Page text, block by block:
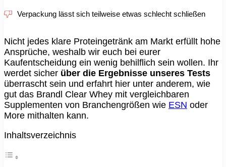
Verpackung lässt sich teilweise etwas schlecht schließen
Nicht jedes klare Proteingetränk am Markt erfüllt hohe
Ansprüche, weshalb wir euch bei eurer
Kaufentscheidung ein wenig behilflich sein wollen. Ihr
werdet sicher über die Ergebnisse unseres Tests
überrascht sein und erfahrt hier unter anderem, wie
gut das Brandl Clear Whey mit vergleichbaren
Supplementen von Branchengrößen wie ESN oder
More mithalten kann.
Inhaltsverzeichnis